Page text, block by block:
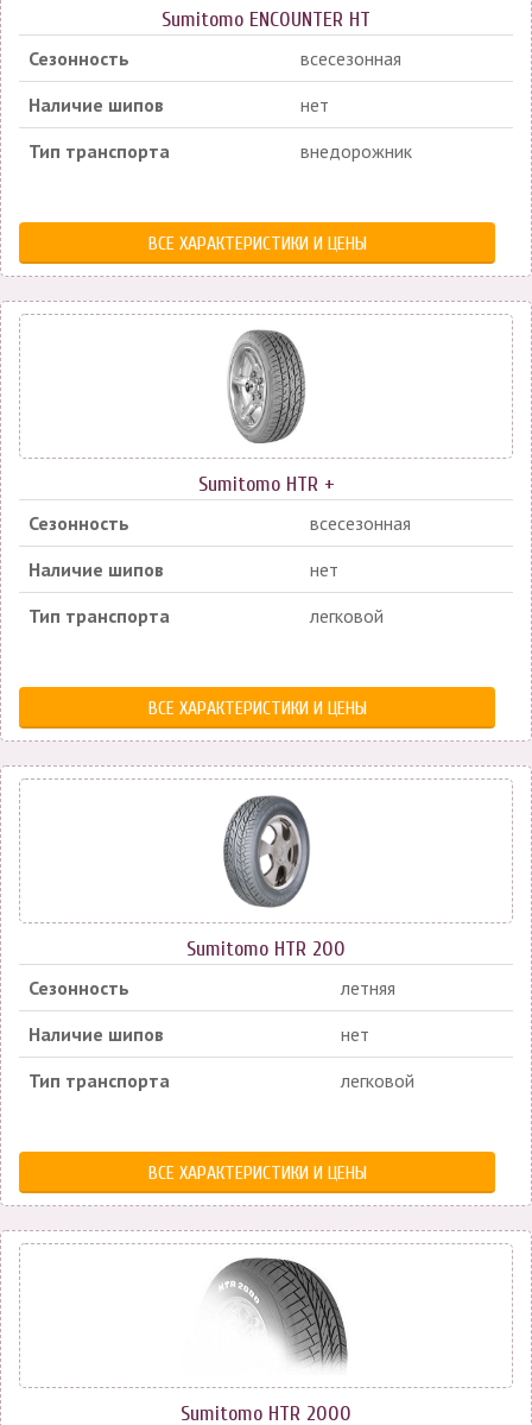
Sumitomo ENCOUNTER HT
Сезонность
всесезонная
Наличие шипов
нет
Тип транспорта
внедорожник
ВСЕ ХАРАКТЕРИСТИКИ И ЦЕНЫ
Sumitomo HTR +
Сезонность
всесезонная
Наличие шипов
нет
Тип транспорта
легковой
ВСЕ ХАРАКТЕРИСТИКИ И ЦЕНЫ
Sumitomo HTR 200
Сезонность
летняя
Наличие шипов
нет
Тип транспорта
легковой
ВСЕ ХАРАКТЕРИСТИКИ И ЦЕНЫ
Sumitomo HTR 2000